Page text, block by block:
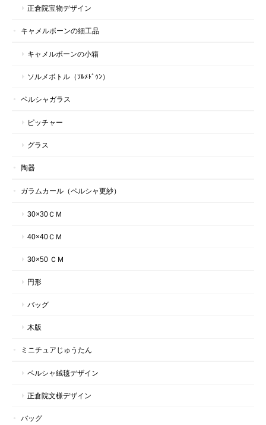
正倉院宝物デザイン
キャメルボーンの細工品
キャメルボーンの小箱
ソルメボトル（ｿﾙﾒﾄﾞｩﾝ）
ペルシャガラス
ピッチャー
グラス
陶器
ガラムカール（ペルシャ更紗）
30×30ＣＭ
40×40ＣＭ
30×50 ＣＭ
円形
バッグ
木版
ミニチュアじゅうたん
ペルシャ絨毯デザイン
正倉院文様デザイン
バッグ